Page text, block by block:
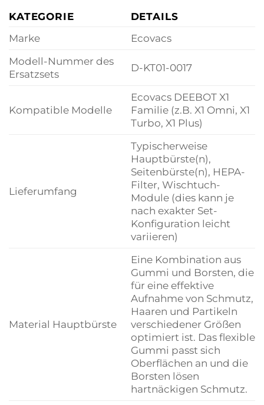
KATEGORIE
DETAILS
Marke
Ecovacs
Modell-Nummer des
Ersatzsets
D-KT01-0017
Kompatible Modelle
Ecovacs DEEBOT X1
Familie (z.B. X1 Omni, X1
Turbo, X1 Plus)
Lieferumfang
Typischerweise
Hauptbürste(n),
Seitenbürste(n), HEPA-
Filter, Wischtuch-
Module (dies kann je
nach exakter Set-
Konfiguration leicht
variieren)
Material Hauptbürste
Eine Kombination aus
Gummi und Borsten, die
für eine effektive
Aufnahme von Schmutz,
Haaren und Partikeln
verschiedener Größen
optimiert ist. Das flexible
Gummi passt sich
Oberflächen an und die
Borsten lösen
hartnäckigen Schmutz.